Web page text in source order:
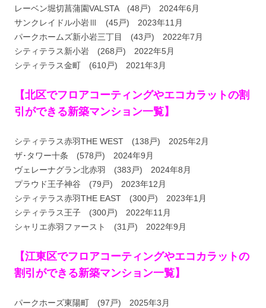
レーベン堀切菖蒲園VALSTA (48戸) 2024年6月
サンクレイドル小岩Ⅲ (45戸) 2023年11月
パークホームズ新小岩三丁目 (43戸) 2022年7月
シティテラス新小岩 (268戸) 2022年5月
シティテラス金町 (610戸) 2021年3月
【北区でフロアコーティングやエコカラットの割
引ができる新築マンション一覧】
シティテラス赤羽THE WEST (138戸) 2025年2月
ザ･タワー十条 (578戸) 2024年9月
ヴェレーナグラン北赤羽 (383戸) 2024年8月
プラウド王子神谷 (79戸) 2023年12月
シティテラス赤羽THE EAST (300戸) 2023年1月
シティテラス王子 (300戸) 2022年11月
シャリエ赤羽ファースト (31戸) 2022年9月
【江東区でフロアコーティングやエコカラットの
割引ができる新築マンション一覧】
パークホーズ東陽町 (97戸) 2025年3月